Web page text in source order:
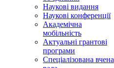
Наукові видання
Наукові конференції
Академічна
мобільність
Актуальні грантові
програми
Спеціалізована вчена